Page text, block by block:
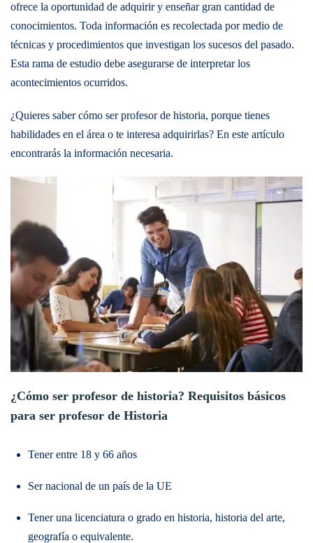
ofrece la oportunidad de adquirir y enseñar gran cantidad de
conocimientos. Toda información es recolectada por medio de
técnicas y procedimientos que investigan los sucesos del pasado.
Esta rama de estudio debe asegurarse de interpretar los
acontecimientos ocurridos.
¿Quieres saber cómo ser profesor de historia, porque tienes
habilidades en el área o te interesa adquirirlas? En este artículo
encontrarás la información necesaria.
¿Cómo ser profesor de historia? Requisitos básicos
para ser profesor de Historia
Tener entre 18 y 66 años
Ser nacional de un país de la UE
Tener una licenciatura o grado en historia, historia del arte,
geografía o equivalente.